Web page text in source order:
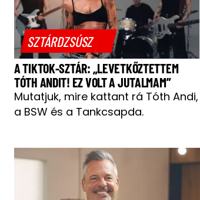
SZTÁRDZSÚSZ
A TIKTOK-SZTÁR: „LEVETKŐZTETTEM
TÓTH ANDIT! EZ VOLT A JUTALMAM”
Mutatjuk, mire kattant rá Tóth Andi,
a BSW és a Tankcsapda.